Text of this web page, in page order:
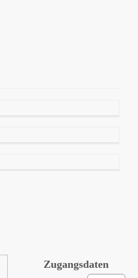
Zugangsdaten